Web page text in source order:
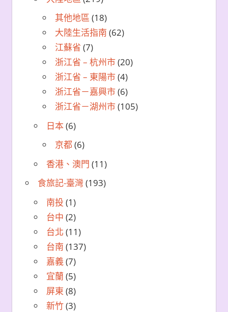
其他地區 (18)
大陸生活指南 (62)
江蘇省 (7)
浙江省 – 杭州市(20)
浙江省 – 東陽市(4)
浙江省－嘉興市(6)
浙江省－湖州市(105)
日本(6)
京都(6)
香港、澳門 (11)
食旅記-臺灣 (193)
南投 (1)
台中 (2)
台北 (11)
台南 (137)
嘉義 (7)
宜蘭 (5)
屏東 (8)
新竹(3)